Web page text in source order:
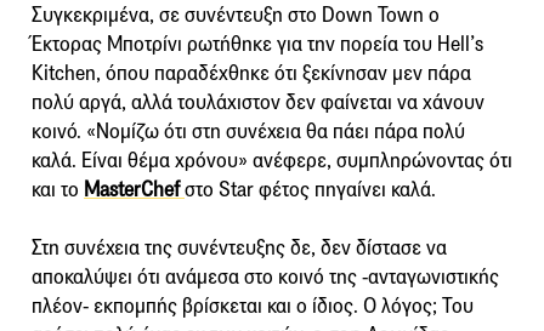
Συγκεκριμένα, σε συνέντευξη στο Down Town ο
Έκτορας Μποτρίνι ρωτήθηκε για την πορεία του Hell’s
Kitchen, όπου παραδέχθηκε ότι ξεκίνησαν μεν πάρα
πολύ αργά, αλλά τουλάχιστον δεν φαίνεται να χάνουν
κοινό. «Νομίζω ότι στη συνέχεια θα πάει πάρα πολύ
καλά. Είναι θέμα χρόνου» ανέφερε, συμπληρώνοντας ότι
και το MasterChefστο Star φέτος πηγαίνει καλά.
Στη συνέχεια της συνέντευξης δε, δεν δίστασε να
αποκαλύψει ότι ανάμεσα στο κοινό της -ανταγωνιστικής
πλέον- εκπομπής βρίσκεται και ο ίδιος. Ο λόγος; Του